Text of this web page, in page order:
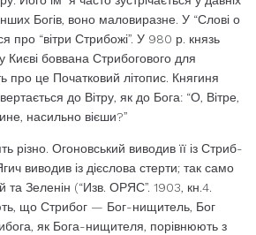
Богів, воно маловиразне. У “Слові о
про “вітри Стрибожі”. У 980 р. князь
боввана Стрибогового для
про це Початковий літопис. Княгиня
до Вітру, як до Бога: “О, Вітре,
насильно вієши?”
різно. Огоновський виводив її із Стриб-
виводив із дієслова стерти; так само
та Зеленін (“Изв. ОРЯС”. 1903, кн.4.
що Стрибог — Бог-нищитель, Бог
як Бога-нищителя, порівнюють з